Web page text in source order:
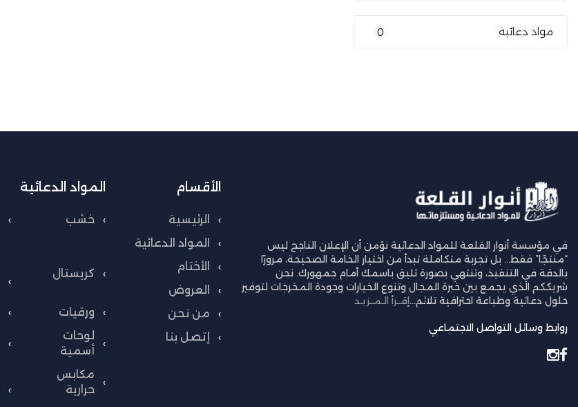
مواد دعائية 0
في مؤسسة أنوار القلعة للمواد الدعائية نؤمن أن الإعلان الناجح ليس
“منتجًا” فقط… بل تجربة متكاملة تبدأ من اختيار الخامة الصحيحة، مرورًا
بالدقة في التنفيذ، وتنتهي بصورة تليق باسمك أمام جمهورك. نحن
شريككم الذي يجمع بين خبرة المجال وتنوع الخيارات وجودة المخرجات لتوفير
حلول دعائية وطباعة احترافية تلائم... إقــرأ الـمــزيـد
روابط وسائل التواصل الاجتماعي
الأقسام
الرئيسية
المواد الدعائية
الأختام
العروض
من نحن
إتصل بنا
المواد الدعائية
خشب
كريستال
ورقيات
لوحات
أسمية
مكابس
حرارية